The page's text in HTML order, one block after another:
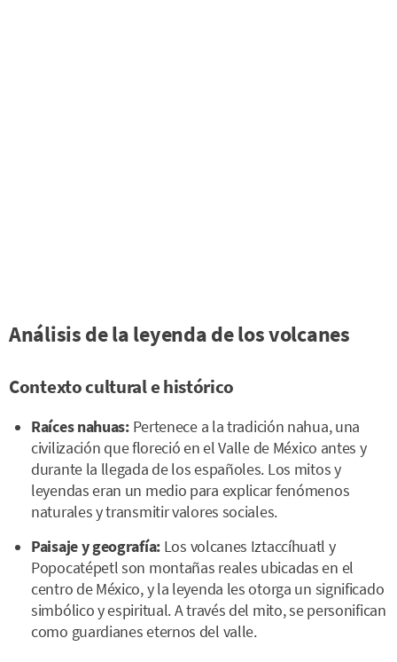
Análisis de la leyenda de los volcanes
Contexto cultural e histórico
Raíces nahuas:Pertenece a la tradición nahua, una
civilización que floreció en el Valle de México antes y
durante la llegada de los españoles. Los mitos y
leyendas eran un medio para explicar fenómenos
naturales y transmitir valores sociales.
Paisaje y geografía: Los volcanes Iztaccíhuatl y
Popocatépetl son montañas reales ubicadas en el
centro de México, y la leyenda les otorga un significado
simbólico y espiritual. A través del mito, se personifican
como guardianes eternos del valle.